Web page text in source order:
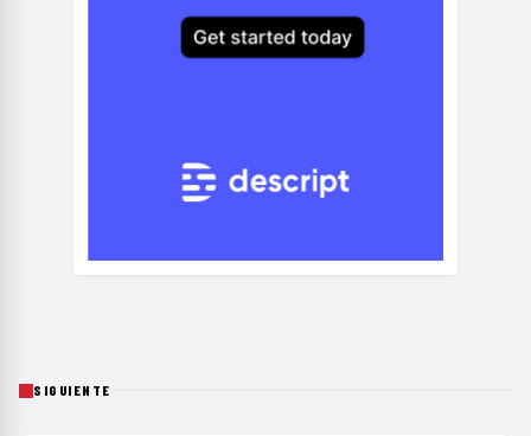
SIGUIENTE